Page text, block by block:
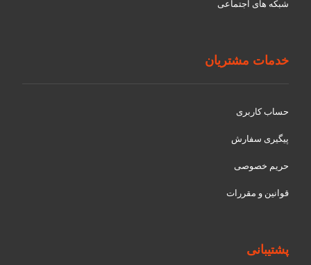
شبکه های اجتماعی
خدمات مشتریان
حساب کاربری
پیگیری سفارش
حریم خصوصی
قوانین و مقررات
پشتیبانی